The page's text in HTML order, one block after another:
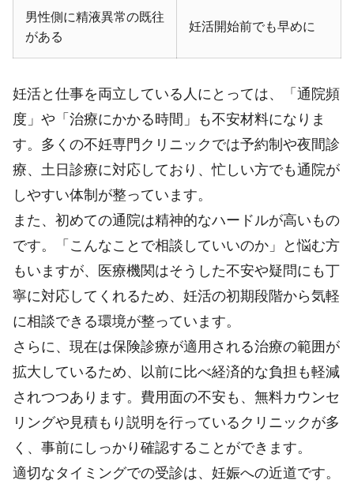
男性側に精液異常の既往
がある
妊活開始前でも早めに
妊活と仕事を両立している人にとっては、「通院頻
度」や「治療にかかる時間」も不安材料になりま
す。多くの不妊専門クリニックでは予約制や夜間診
療、土日診療に対応しており、忙しい方でも通院が
しやすい体制が整っています。
また、初めての通院は精神的なハードルが高いもの
です。「こんなことで相談していいのか」と悩む方
もいますが、医療機関はそうした不安や疑問にも丁
寧に対応してくれるため、妊活の初期段階から気軽
に相談できる環境が整っています。
さらに、現在は保険診療が適用される治療の範囲が
拡大しているため、以前に比べ経済的な負担も軽減
されつつあります。費用面の不安も、無料カウンセ
リングや見積もり説明を行っているクリニックが多
く、事前にしっかり確認することができます。
適切なタイミングでの受診は、妊娠への近道です。